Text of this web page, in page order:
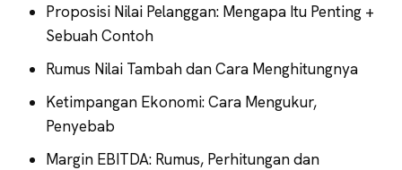
Proposisi Nilai Pelanggan: Mengapa Itu Penting +
Sebuah Contoh
Rumus Nilai Tambah dan Cara Menghitungnya
Ketimpangan Ekonomi: Cara Mengukur,
Penyebab
Margin EBITDA: Rumus, Perhitungan dan